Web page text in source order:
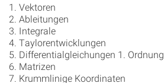
1. Vektoren
2. Ableitungen
3. Integrale
4. Taylorentwicklungen
5. Differentialgleichungen 1. Ordnung
6. Matrizen
7. Krummlinige Koordinaten